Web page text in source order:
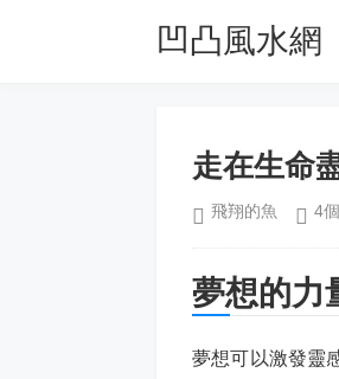
凹凸風水網
走在生命
飛翔的魚 4
夢想的力
夢想可以激發靈